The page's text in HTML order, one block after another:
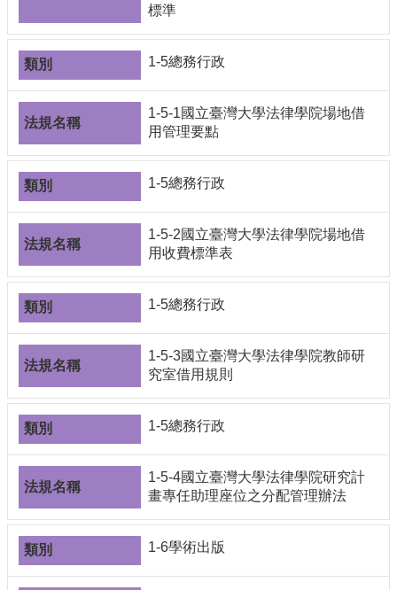
標準
1-5總務行政
1-5-1國立臺灣大學法律學院場地借
用管理要點
1-5總務行政
1-5-2國立臺灣大學法律學院場地借
用收費標準表
1-5總務行政
1-5-3國立臺灣大學法律學院教師研
究室借用規則
1-5總務行政
1-5-4國立臺灣大學法律學院研究計
畫專任助理座位之分配管理辦法
1-6學術出版